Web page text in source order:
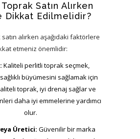
Satın Alırken
Dikkat Edilmelidir?
alırken aşağıdaki faktörlere
etmeniz önemlidir:
Kaliteli perlitli toprak seçmek,
büyümesini sağlamak için
toprak, iyi drenaj sağlar ve
daha iyi emmelerine yardımcı
olur.
Üretici: Güvenilir bir marka